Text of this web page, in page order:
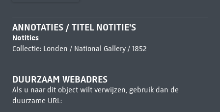
ANNOTATIES / TITEL NOTITIE'S
Notities
Collectie: Londen / National Gallery / 1852
DUURZAAM WEBADRES
Als u naar dit object wilt verwijzen, gebruik dan de
duurzame URL: